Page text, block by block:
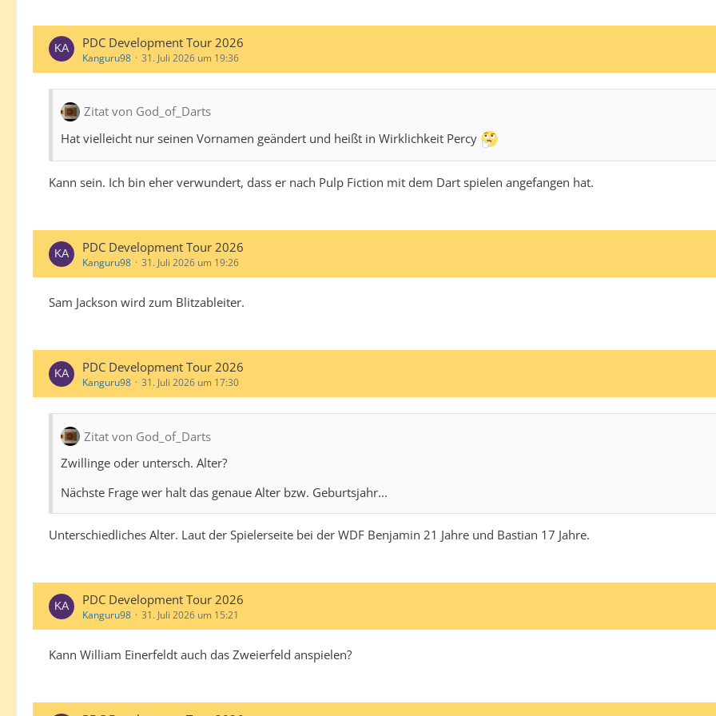
PDC Development Tour 2026
Kanguru98 31. Juli 2026 um 19:36
Zitat von God_of_Darts
Hat vielleicht nur seinen Vornamen geändert und heißt in Wirklichkeit Percy
Kann sein. Ich bin eher verwundert, dass er nach Pulp Fiction mit dem Dart spielen angefangen hat.
PDC Development Tour 2026
Kanguru98 31. Juli 2026 um 19:26
Sam Jackson wird zum Blitzableiter.
PDC Development Tour 2026
Kanguru98 31. Juli 2026 um 17:30
Zitat von God_of_Darts
Zwillinge oder untersch. Alter?
Nächste Frage wer halt das genaue Alter bzw. Geburtsjahr...
Unterschiedliches Alter. Laut der Spielerseite bei der WDF Benjamin 21 Jahre und Bastian 17 Jahre.
PDC Development Tour 2026
Kanguru98 31. Juli 2026 um 15:21
Kann William Einerfeldt auch das Zweierfeld anspielen?